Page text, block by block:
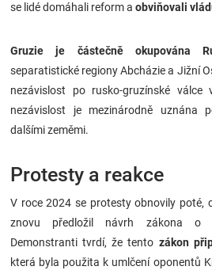
se lidé domáhali reform a obviňovali
Gruzie je částečně okupována
separatistické regiony Abcházie a Jižní
nezávislost po rusko-gruzínské
nezávislost je mezinárodně uznána
dalšími zeměmi.
Protesty a reakce
V roce 2024 se protesty obnovily poté,
znovu předložil návrh zákona o
Demonstranti tvrdí, že tento zákon
která byla použita k umlčení oponentů